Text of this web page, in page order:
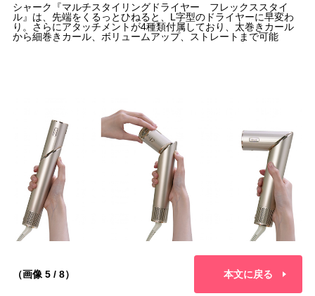
シャーク『マルチスタイリングドライヤー フレックススタイ
ル』は、先端をくるっとひねると、L字型のドライヤーに早変わ
り。さらにアタッチメントが4種類付属しており、太巻きカール
から細巻きカール、ボリュームアップ、ストレートまで可能
（画像 5 / 8） 本文に戻る